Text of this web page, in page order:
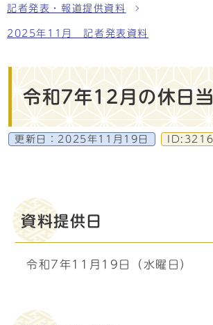
記者発表・報道提供資料
2025年11月 記者発表資料
令和7年12月の休日
更新日： 2025年11月19日
資料提供日
令和7年11月19日（水曜日）